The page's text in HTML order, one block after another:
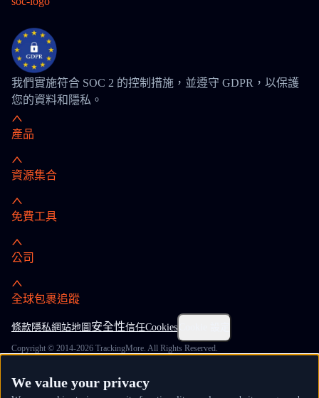
我們實施符合 SOC 2 的控制措施，並遵守 GDPR，以保護
您的資料和隱私。
產品
資源集合
免費工具
公司
全球包裹追蹤
條款隱私網站地圖 安全性信任Cookies
Copyright © 2014-2026 TrackingMore. All Rights Reserved.
We value your privacy